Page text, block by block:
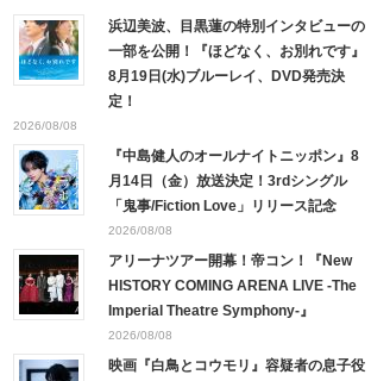
浜辺美波、目黒蓮の特別インタビューの
一部を公開！『ほどなく、お別れです』
8月19日(水)ブルーレイ、DVD発売決
定！
2026/08/08
『中島健人のオールナイトニッポン』8
月14日（金）放送決定！3rdシングル
「鬼事/Fiction Love」リリース記念
2026/08/08
アリーナツアー開幕！帝コン！『New
HISTORY COMING ARENA LIVE -The
Imperial Theatre Symphony-』
2026/08/08
映画『白鳥とコウモリ』容疑者の息子役